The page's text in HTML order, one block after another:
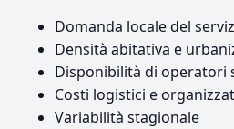
Domanda locale del
Densità abitativa e
Disponibilità di operatori
Costi logistici e
Variabilità stagionale